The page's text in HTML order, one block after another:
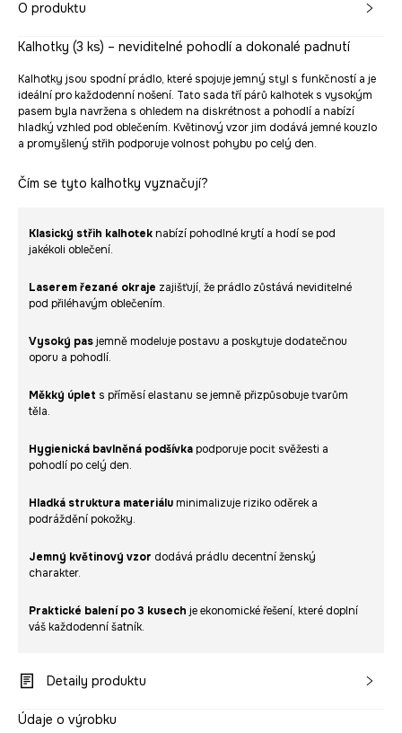
O produktu
Kalhotky (3 ks) – neviditelné pohodlí a dokonalé padnutí
Kalhotky jsou spodní prádlo, které spojuje jemný styl s funkčností a je
ideální pro každodenní nošení. Tato sada tří párů kalhotek s vysokým
pasem byla navržena s ohledem na diskrétnost a pohodlí a nabízí
hladký vzhled pod oblečením. Květinový vzor jim dodává jemné kouzlo
a promyšlený střih podporuje volnost pohybu po celý den.
Čím se tyto kalhotky vyznačují?
Klasický střih kalhotek nabízí pohodlné krytí a hodí se pod
jakékoli oblečení.
Laserem řezané okraje zajišťují, že prádlo zůstává neviditelné
pod přiléhavým oblečením.
Vysoký pasjemně modeluje postavu a poskytuje dodatečnou
oporu a pohodlí.
Měkký úplet s příměsí elastanu se jemně přizpůsobuje tvarům
těla.
Hygienická bavlněná podšívka podporuje pocit svěžesti a
pohodlí po celý den.
Hladká struktura materiálu minimalizuje riziko oděrek a
podráždění pokožky.
Jemný květinový vzor dodává prádlu decentní ženský
charakter.
Praktické balení po 3 kusech je ekonomické řešení, které doplní
váš každodenní šatník.
Detaily produktu
Údaje o výrobku